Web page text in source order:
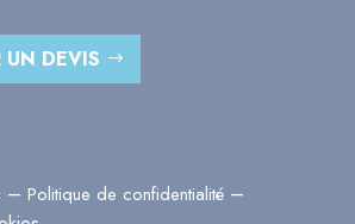
UN DEVIS
– Politique de confidentialité–